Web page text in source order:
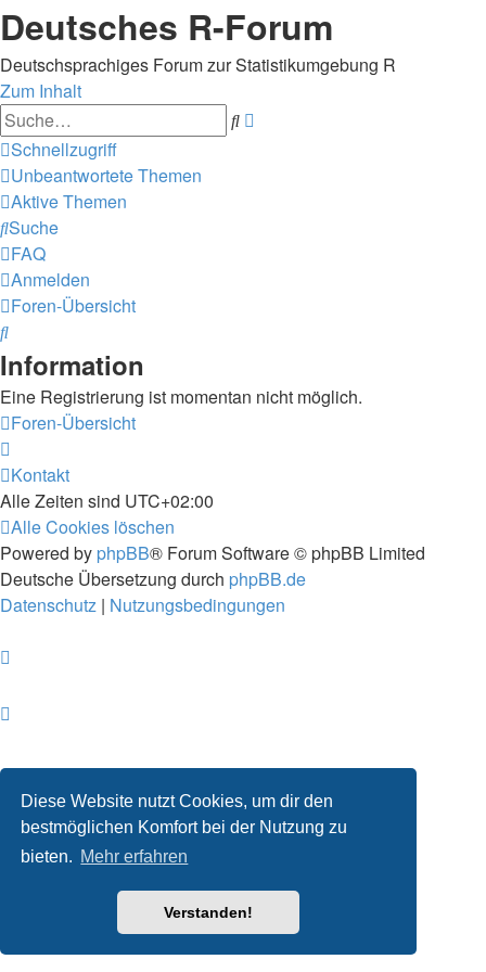
Diese Website nutzt Cookies, um dir den
bestmöglichen Komfort bei der Nutzung zu
bieten. Mehr erfahren
Verstanden!
Deutsches R-Forum
Deutschsprachiges Forum zur Statistikumgebung R
Zum Inhalt
Suche
Schnellzugriff
Unbeantwortete Themen
Aktive Themen
Suche
FAQ
Anmelden
Foren-Übersicht
Suche
Information
Eine Registrierung ist momentan nicht möglich.
Foren-Übersicht
Kontakt
Alle Zeiten sind UTC+02:00
Alle Cookies löschen
Powered by phpBB® Forum Software © phpBB Limited
Deutsche Übersetzung durch phpBB.de
Datenschutz | Nutzungsbedingungen